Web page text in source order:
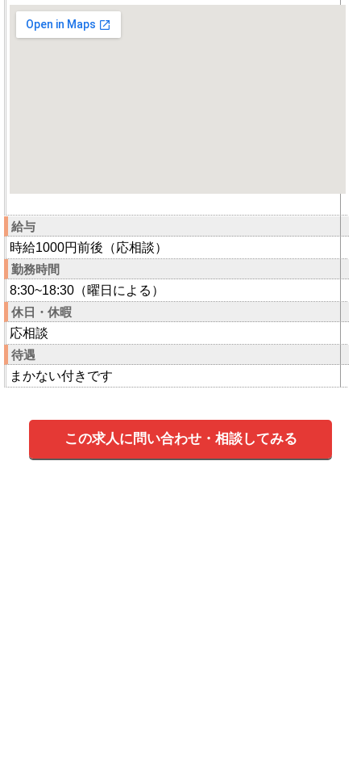
給与
時給1000円前後（応相談）
勤務時間
8:30~18:30（曜日による）
休日・休暇
応相談
待遇
まかない付きです
この求人に問い合わせ・相談してみる